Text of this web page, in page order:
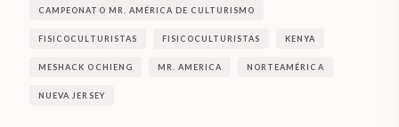
CAMPEONATO MR. AMÉRICA DE CULTURISMO
FISICOCULTURISTAS FISICOCULTURISTAS KENYA
MESHACK OCHIENG MR. AMERICA NORTEAMÉRICA
NUEVA JERSEY